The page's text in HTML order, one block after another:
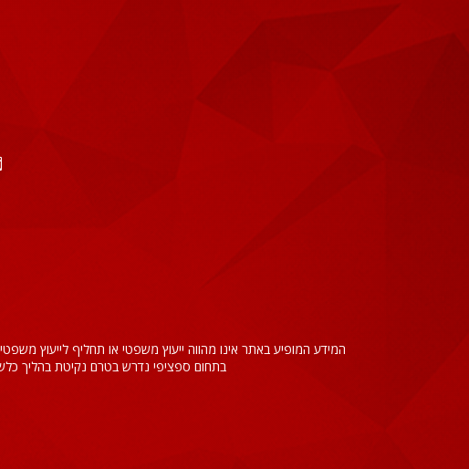
המידע המופיע באתר אינו מהווה ייעוץ משפטי או תחליף לייעוץ
בתחום ספציפי נדרש בטרם נקיטת בהליך